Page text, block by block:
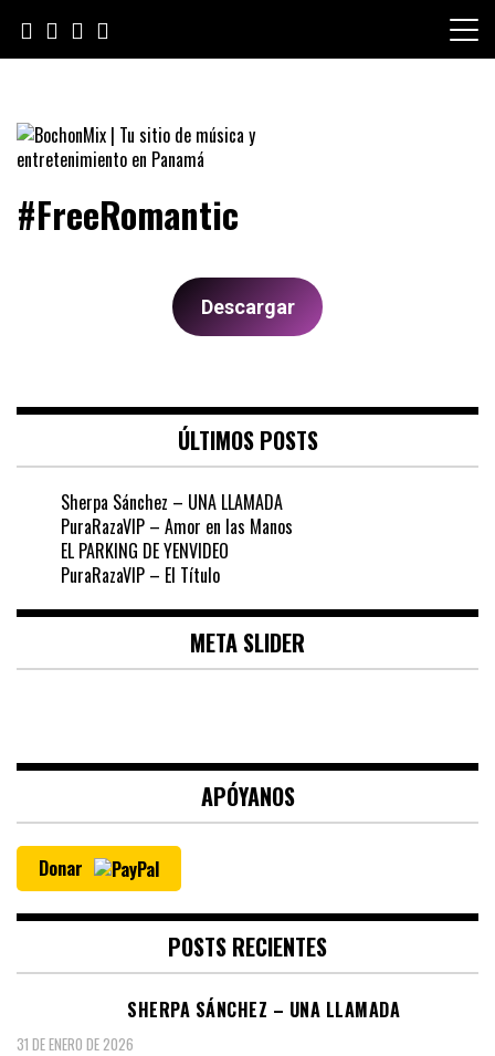
content
BochonMix | Tu sitio de música
y entretenimiento en Panamá
#FreeRomantic
Descargar
ÚLTIMOS POSTS
Sherpa Sánchez – UNA LLAMADA
PuraRazaVIP – Amor en las Manos
EL PARKING DE YENVIDEO
PuraRazaVIP – El Título
META SLIDER
APÓYANOS
Donar
POSTS RECIENTES
SHERPA SÁNCHEZ – UNA LLAMADA
31 DE ENERO DE 2026